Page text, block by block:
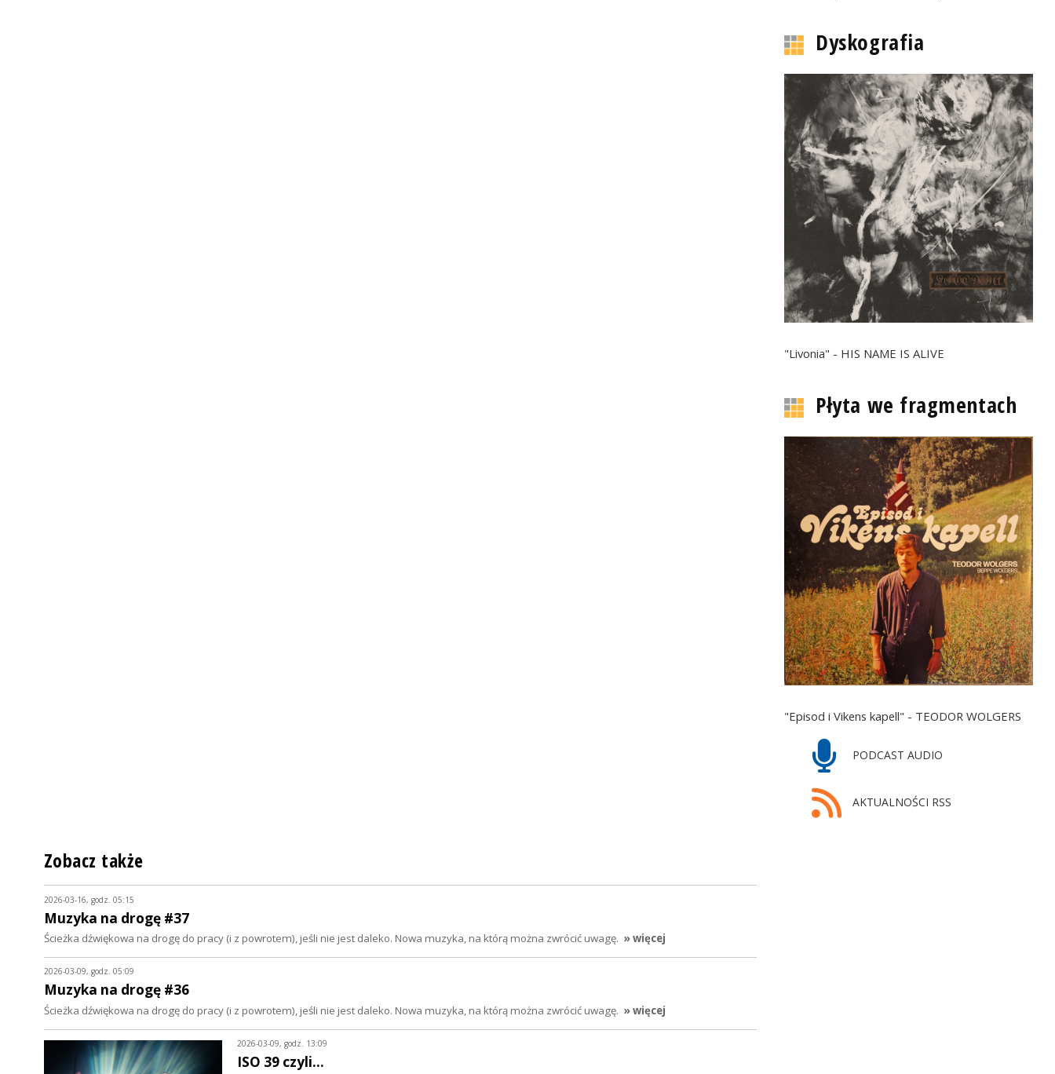
Dyskografia
"Livonia" - HIS NAME IS ALIVE
Płyta we fragmentach
"Episod i Vikens kapell" - TEODOR WOLGERS
PODCAST AUDIO
AKTUALNOŚCI RSS
Zobacz także
2026-03-16, godz. 05:15
Muzyka na drogę #37
Ścieżka dźwiękowa na drogę do pracy (i z powrotem), jeśli nie jest daleko. Nowa muzyka, na którą można zwrócić uwagę. » więcej
2026-03-09, godz. 05:09
Muzyka na drogę #36
Ścieżka dźwiękowa na drogę do pracy (i z powrotem), jeśli nie jest daleko. Nowa muzyka, na którą można zwrócić uwagę. » więcej
2026-03-09, godz. 13:09
ISO 39 czyli...